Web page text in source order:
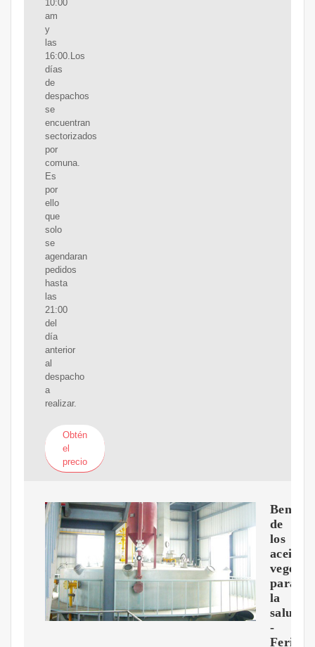
10:00
am
y
las
16:00.Los
días
de
despachos
se
encuentran
sectorizados
por
comuna.
Es
por
ello
que
solo
se
agendaran
pedidos
hasta
las
21:00
del
día
anterior
al
despacho
a
realizar.
Obtén
el
precio
de
los
aceites
para
la
salud
-
Feria